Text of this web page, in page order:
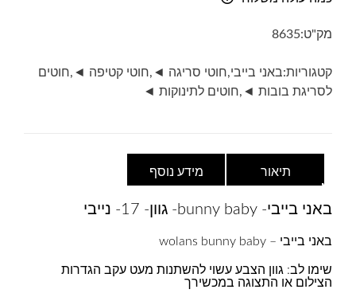
bunny
מק"ט:8635
קטגוריות:באני בייבי,חוטי סריגה ◄ ,חוטי קטיפה ◄ ,חוטים
לסריגת בובות ◄ ,חוטים לתינוקות ◄
תיאור מידע נוסף
באני בייבי- bunny baby- גוון- 17- נייבי
באני בייבי – wolans bunny baby
שימו לב: גוון הצבע עשוי להשתנות מעט עקב הגדרות
הצילום או התצוגה במכשירך